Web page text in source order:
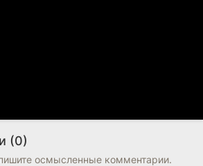
(0)
осмысленные комментарии.